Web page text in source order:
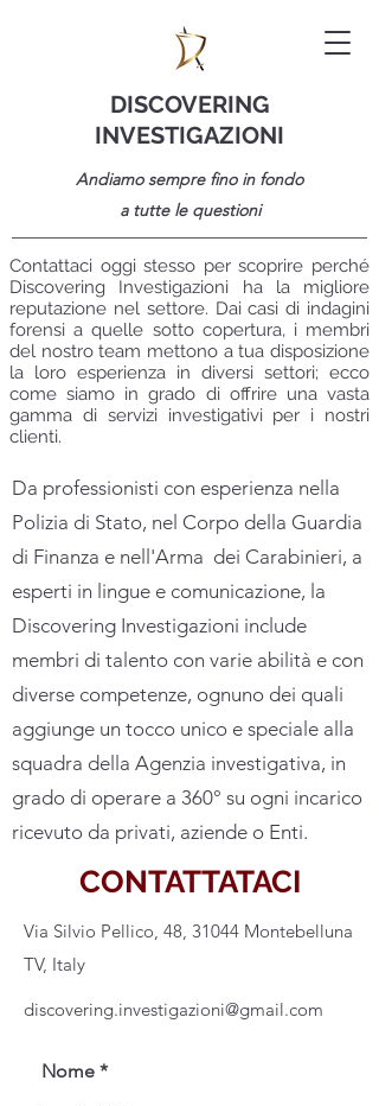
DISCOVERING
INVESTIGAZIONI
Andiamo sempre fino in fondo
a tutte le questioni
Contattaci oggi stesso per scoprire perché
Discovering Investigazioni ha la migliore
reputazione nel settore. Dai casi di indagini
forensi a quelle sotto copertura, i membri
del nostro team mettono a tua disposizione
la loro esperienza in diversi settori; ecco
come siamo in grado di offrire una vasta
gamma di servizi investigativi per i nostri
clienti.
Da professionisti con esperienza nella
Polizia di Stato, nel Corpo della Guardia
di Finanza e nell'Arma dei Carabinieri, a
esperti in lingue e comunicazione, la
Discovering Investigazioni include
membri di talento con varie abilità e con
diverse competenze, ognuno dei quali
aggiunge un tocco unico e speciale alla
squadra della Agenzia investigativa, in
grado di operare a 360° su ogni incarico
ricevuto da privati, aziende o Enti.
CONTATTATACI
Via Silvio Pellico, 48, 31044 Montebelluna
TV, Italy
discovering.investigazioni@gmail.com
Nome